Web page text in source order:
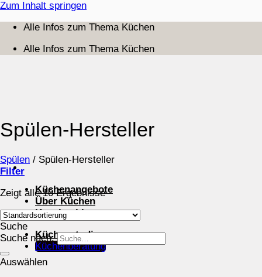
Zum Inhalt springen
Alle Infos zum Thema Küchen
Alle Infos zum Thema Küchen
Küchenangebote
Über Küchen
Kuechenblog
Küchenstudios
Küchenberatung
Spülen-Hersteller
Spülen / Spülen-Hersteller
Filter
Zeigt alle 10 Ergebnisse
Suche
Suche nach:
Auswählen